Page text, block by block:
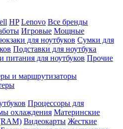
HP Lenovo Все бренды
Игровые Мощные
для ноутбуков Сумки для
Подставки для ноутбука
питания для ноутбуков Прочие
и маршрутизаторы
Процессоры для
охлаждения Материнские
Видеокарты Жесткие